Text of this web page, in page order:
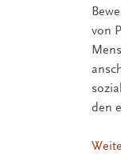
von
den